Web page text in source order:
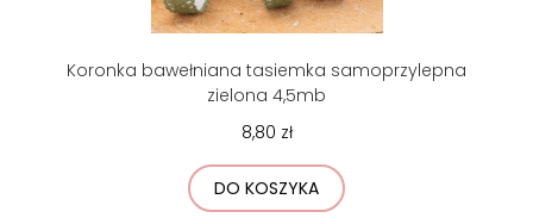
Koronka bawełniana tasiemka samoprzylepna
zielona 4,5mb
8,80 zł
DO KOSZYKA